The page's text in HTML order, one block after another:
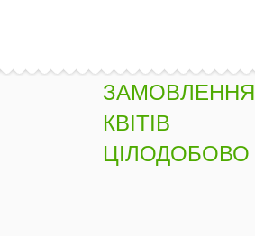
ЗАМОВЛЕННЯ
КВІТІВ
ЦІЛОДОБОВО